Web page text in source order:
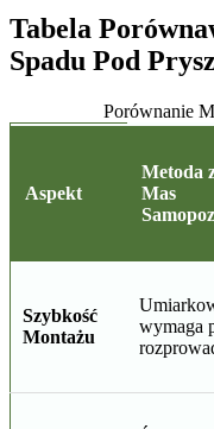
Tabela
Spadu Pod
Porównanie
Aspekt
Metoda
Mas
Szybkość
Montażu
wymaga